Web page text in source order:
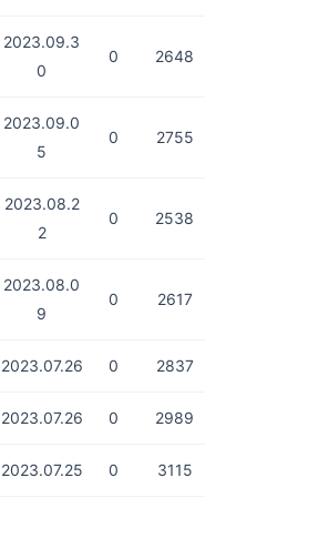
2023.09.3
0
0 2648
2023.09.0
5
0 2755
2023.08.2
2
0 2538
2023.08.0
9
0 2617
2023.07.26 0 2837
2023.07.26 0 2989
2023.07.25 0 3115